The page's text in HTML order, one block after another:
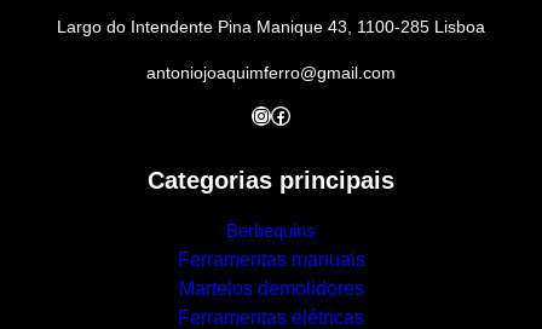
Largo do Intendente Pina Manique 43, 1100-285 Lisboa
antoniojoaquimferro@gmail.com
InstagramFacebook
Categorias principais
Berbequins
Ferramentas manuais
Martelos demolidores
Ferramentas elétricas